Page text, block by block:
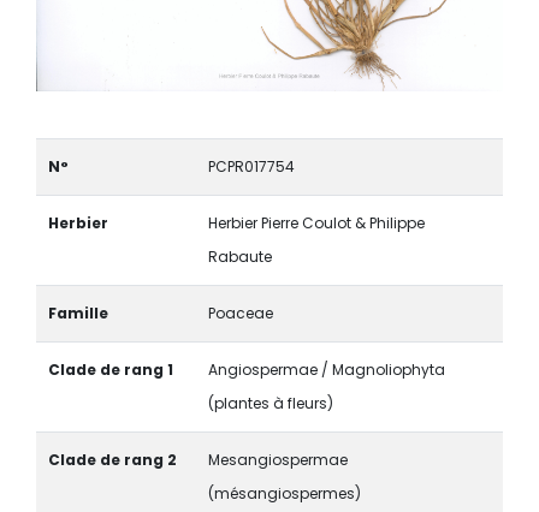
N° PCPR017754
Herbier
Herbier Pierre Coulot & Philippe
Rabaute
Famille Poaceae
Clade de rang 1
Angiospermae / Magnoliophyta
(plantes à fleurs)
Clade de rang 2
Mesangiospermae
(mésangiospermes)